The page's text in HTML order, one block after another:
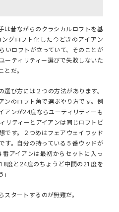
は昔ながらのクラシカルロフトを基
グロフト化した今どきのアイアン
いロフトが立っていて、そのことが
ユーティリティー選びで失敗しないた
と だ。
選び方には２つの方法があります。
ンのロフト角で選ぶやり方です。例
アンが24度ならユーティリティーも
リティーとアイアンは同じロフトピ
です。２つめはフェアウェイウッド
す。自分の持っている５番ウッドが
アイアンは最初からセットに入っ
度と24度のちょうど中間の21度を
スタート するのが無難だ。